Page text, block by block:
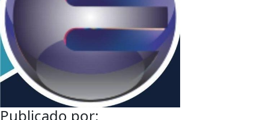
Publicado por: